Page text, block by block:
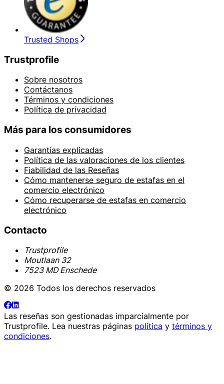
Trusted Shops
Trustprofile
Sobre nosotros
Contáctanos
Términos y condiciones
Política de privacidad
Más para los consumidores
Garantías explicadas
Política de las valoraciones de los clientes
Fiabilidad de las Reseñas
Cómo mantenerse seguro de estafas en el
comercio electrónico
Cómo recuperarse de estafas en comercio
electrónico
Contacto
Trustprofile
Moutlaan 32
7523 MD Enschede
© 2026 Todos los derechos reservados
Las reseñas son gestionadas imparcialmente por
Trustprofile. Lea nuestras páginas política y términos y
condiciones.